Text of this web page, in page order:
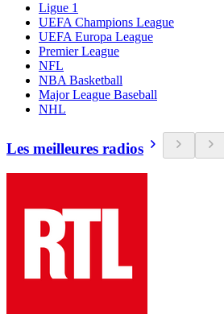
Ligue 1
UEFA Champions League
UEFA Europa League
Premier League
NFL
NBA Basketball
Major League Baseball
NHL
Les meilleures radios